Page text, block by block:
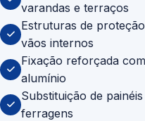
varandas e terraços
Estruturas de
vãos internos
Fixação reforçada
alumínio
Substituição de
ferragens